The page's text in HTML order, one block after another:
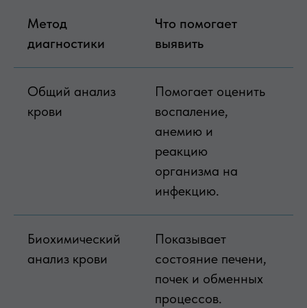
Метод
диагностики
Что помогает
выявить
Общий анализ
крови
Помогает оценить
воспаление,
анемию и
реакцию
организма на
инфекцию.
Биохимический
анализ крови
Показывает
состояние печени,
почек и обменных
процессов.